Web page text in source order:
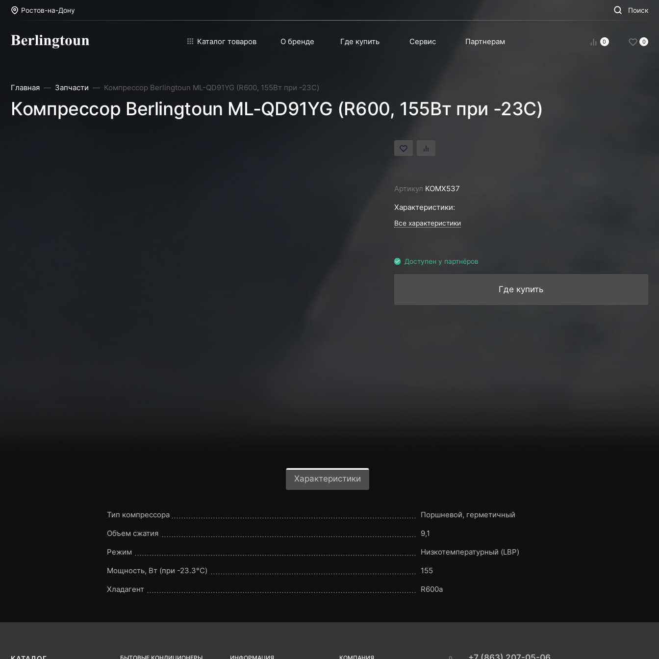
Ростов-на-Дону Поиск
Каталог товаров О бренде Где купить Сервис Партнерам 0 0
Главная Запчасти Компрессор Berlingtoun ML-QD91YG (R600, 155Вт при -23С)
Компрессор Berlingtoun ML-QD91YG (R600, 155Вт при -23С)
Артикул КОМХ537
Характеристики:
Все характеристики
Доступен у партнёров
Где купить
Характеристики
Тип компрессора
Поршневой, герметичный
Объем сжатия
9,1
Режим
Низкотемпературный (LBP)
Мощность, Вт (при -23.3°C)
155
Хладагент
R600a